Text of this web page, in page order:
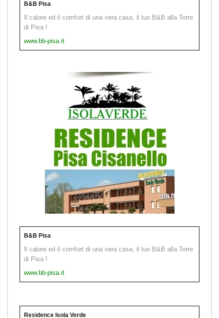
B&B Pisa
Il calore ed il comfort di una vera casa, il tuo B&B alla Torre
di Pisa !
www.bb-pisa.it
B&B Pisa
Il calore ed il comfort di una vera casa, il tuo B&B alla Torre
di Pisa !
www.bb-pisa.it
Residence Isola Verde